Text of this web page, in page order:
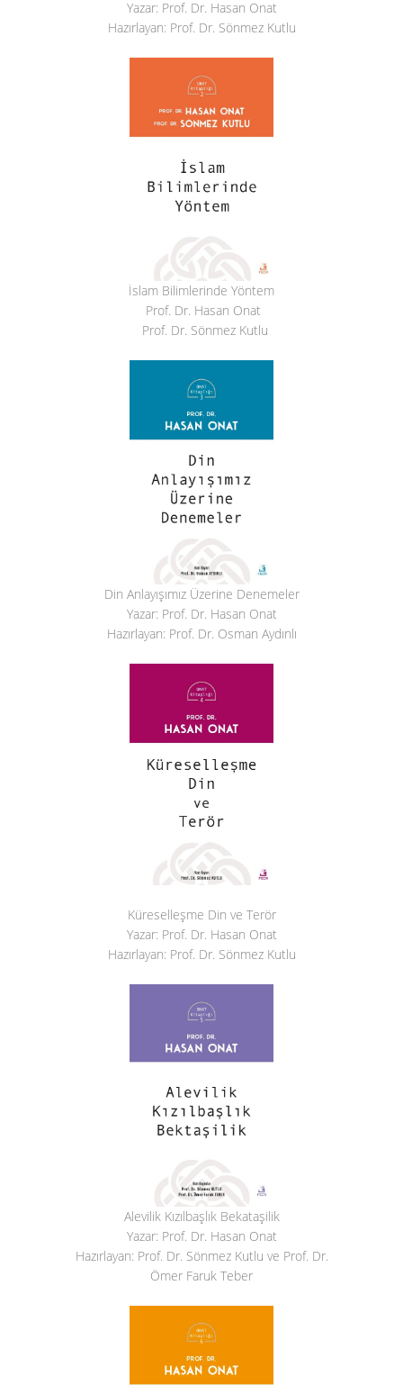
Yazar: Prof. Dr. Hasan Onat
Hazırlayan: Prof. Dr. Sönmez Kutlu
İslam Bilimlerinde Yöntem
Prof. Dr. Hasan Onat
Prof. Dr. Sönmez Kutlu
Din Anlayışımız Üzerine Denemeler
Yazar: Prof. Dr. Hasan Onat
Hazırlayan: Prof. Dr. Osman Aydınlı
Küreselleşme Din ve Terör
Yazar: Prof. Dr. Hasan Onat
Hazırlayan: Prof. Dr. Sönmez Kutlu
Alevilik Kızılbaşlık Bekataşilik
Yazar: Prof. Dr. Hasan Onat
Hazırlayan: Prof. Dr. Sönmez Kutlu ve Prof. Dr.
Ömer Faruk Teber